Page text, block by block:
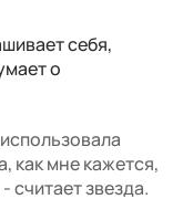
себя,
о
как мне кажется,
звезда.